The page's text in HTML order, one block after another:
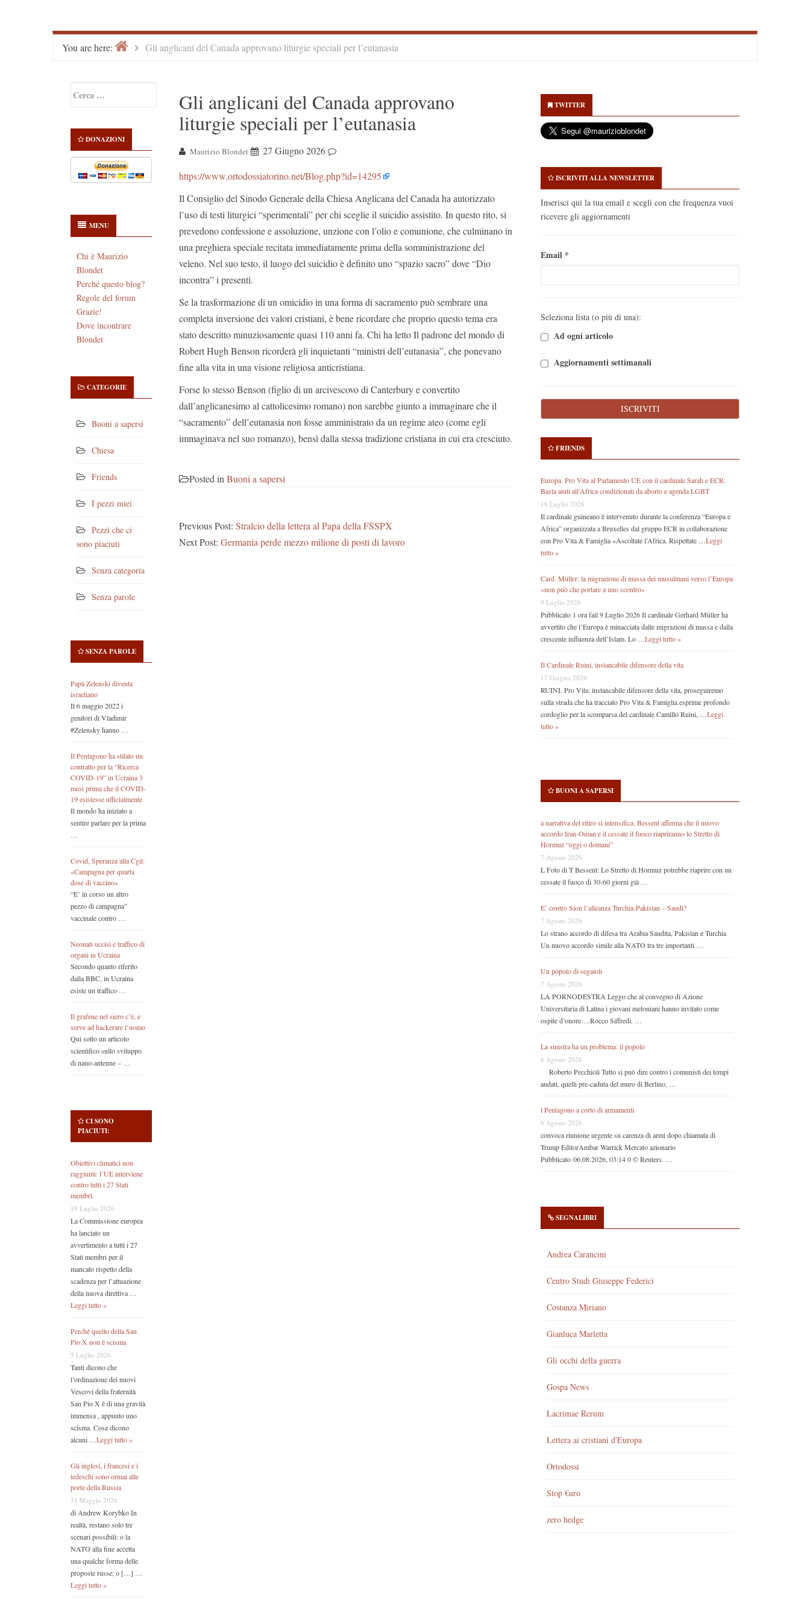
You are here: HomeGli anglicani del Canada approvano liturgie speciali per l’eutanasia
Sidebar
per:
DONAZIONI
MENU
Chi è Maurizio
Blondet
Perché questo blog?
Regole del forum
Grazie!
Dove incontrare
Blondet
CATEGORIE
Buoni a sapersi
Chiesa
Friends
I pezzi miei
Pezzi che ci
sono piaciuti
Senza categoria
Senza parole
SENZA PAROLE
Papà Zelenski diventa
israeliano
Il 6 maggio 2022 i
genitori di Vladimir
#Zelensky hanno …
Il Pentagono ha stilato un
contratto per la “Ricerca
COVID-19” in Ucraina 3
mesi prima che il COVID-
19 esistesse ufficialmente
Il mondo ha iniziato a
sentire parlare per la prima
…
Covid, Speranza alla Cgil:
«Campagna per quarta
dose di vaccino»
“E’ in corso un altro
pezzo di campagna”
vaccinale contro …
Neonati uccisi e traffico di
organi in Ucraina
Secondo quanto riferito
dalla BBC, in Ucraina
esiste un traffico …
Il grafene nel siero c’è, e
serve ad hackerare l’uomo
Qui sotto un articolo
scientifico sullo sviluppo
di nano-antenne – …
CI SONO
PIACIUTI:
Obiettivi climatici non
raggiunti: l’UE interviene
contro tutti i 27 Stati
membri.
19 Luglio 2026
La Commissione europea
ha lanciato un
avvertimento a tutti i 27
Stati membri per il
mancato rispetto della
scadenza per l’attuazione
della nuova direttiva …
Leggi tutto »
Perché quello della San
Pio X non è scisma
5 Luglio 2026
Tanti dicono che
l’ordinazione dei nuovi
Vescovi della fraternità
San Pio X è di una gravità
immensa , appunto uno
scisma. Cosa dicono
alcuni …Leggi tutto »
Gli inglesi, i francesi e i
tedeschi sono ormai alle
porte della Russia
31 Maggio 2026
di Andrew Korybko In
realtà, restano solo tre
scenari possibili: o la
NATO alla fine accetta
una qualche forma delle
proposte russe; o […] …
Leggi tutto »
Gli anglicani del Canada approvano
liturgie speciali per l’eutanasia
Maurizio Blondet
27 Giugno 2026
https://www.ortodossiatorino.net/Blog.php?id=14295
Il Consiglio del Sinodo Generale della Chiesa Anglicana del Canada ha autorizzato
l’uso di testi liturgici “sperimentali” per chi sceglie il suicidio assistito. In questo rito, si
prevedono confessione e assoluzione, unzione con l’olio e comunione, che culminano in
una preghiera speciale recitata immediatamente prima della somministrazione del
veleno. Nel suo testo, il luogo del suicidio è definito uno “spazio sacro” dove “Dio
incontra” i presenti.
Se la trasformazione di un omicidio in una forma di sacramento può sembrare una
completa inversione dei valori cristiani, è bene ricordare che proprio questo tema era
stato descritto minuziosamente quasi 110 anni fa. Chi ha letto Il padrone del mondo di
Robert Hugh Benson ricorderà gli inquietanti “ministri dell’eutanasia”, che ponevano
fine alla vita in una visione religiosa anticristiana.
Forse lo stesso Benson (figlio di un arcivescovo di Canterbury e convertito
dall’anglicanesimo al cattolicesimo romano) non sarebbe giunto a immaginare che il
“sacramento” dell’eutanasia non fosse amministrato da un regime ateo (come egli
immaginava nel suo romanzo), bensì dalla stessa tradizione cristiana in cui era cresciuto.
Posted in Buoni a sapersi
Previous Post: Stralcio della lettera al Papa della FSSPX
Next Post: Germania perde mezzo milione di posti di lavoro
Sidebar
TWITTER
ISCRIVITI ALLA NEWSLETTER
Inserisci qui la tua email e scegli con che frequenza vuoi
ricevere gli aggiornamenti
Email *
Seleziona lista (o più di una):
Ad ogni articolo
Aggiornamenti settimanali
FRIENDS
Europa. Pro Vita al Parlamento UE con il cardinale Sarah e ECR:
Basta aiuti all’Africa condizionati da aborto e agenda LGBT
16 Luglio 2026
Il cardinale guineano è intervenuto durante la conferenza “Europa e
Africa” organizzata a Bruxelles dal gruppo ECR in collaborazione
con Pro Vita & Famiglia «Ascoltate l’Africa. Rispettate … Leggi
tutto »
Card. Müller: la migrazione di massa dei musulmani verso l’Europa
«non può che portare a uno scontro»
9 Luglio 2026
Pubblicato 1 ora fail 9 Luglio 2026 Il cardinale Gerhard Müller ha
avvertito che l’Europa è minacciata dalle migrazioni di massa e dalla
crescente influenza dell’Islam. Lo … Leggi tutto »
Il Cardinale Ruini, instancabile difensore della vita
17 Giugno 2026
RUINI. Pro Vita: instancabile difensore della vita, proseguiremo
sulla strada che ha tracciato Pro Vita & Famiglia esprime profondo
cordoglio per la scomparsa del cardinale Camillo Ruini, … Leggi
tutto »
BUONI A SAPERSI
a narrativa del ritiro si intensifica: Bessent afferma che il nuovo
accordo Iran-Oman e il cessate il fuoco riapriranno lo Stretto di
Hormuz “oggi o domani”
7 Agosto 2026
L Foto di T Bessent: Lo Stretto di Hormuz potrebbe riaprire con un
cessate il fuoco di 30-60 giorni già …
E’ contro Sion l’alleanza Turchia-Pakistan – Saudi?
7 Agosto 2026
Lo strano accordo di difesa tra Arabia Saudita, Pakistan e Turchia
Un nuovo accordo simile alla NATO tra tre importanti …
Un popolo di segaioli
7 Agosto 2026
LA PORNODESTRA Leggo che al convegno di Azione
Universitaria di Latina i giovani meloniani hanno invitato come
ospite d’onore….Rocco Siffredi. …
La sinistra ha un problema: il popolo
6 Agosto 2026
Roberto Pecchioli Tutto si può dire contro i comunisti dei tempi
andati, quelli pre-caduta del muro di Berlino, …
l Pentagono a corto di armamenti
6 Agosto 2026
convoca riunione urgente su carenza di armi dopo chiamata di
Trump EditorAmbar Warrick Mercato azionario
Pubblicato 06.08.2026, 03:14 0 © Reuters. …
SEGNALIBRI
Andrea Carancini
Centro Studi Giuseppe Federici
Costanza Miriano
Gianluca Marletta
Gli occhi della guerra
Gospa News
Lacrimae Rerum
Lettera ai cristiani d'Europa
Ortodossi
Stop €uro
zero hedge